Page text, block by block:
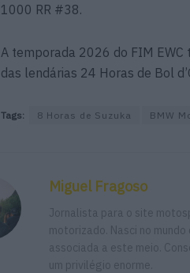
1000 RR #38.
A temporada 2026 do FIM
das lendárias 24 Horas de Bol
Tags: 8 Horas de Suzuka BMW
Miguel Fragoso
Jornalista para o site
motorizado. Nasci no
associada a este meio.
um privilégio enorme.